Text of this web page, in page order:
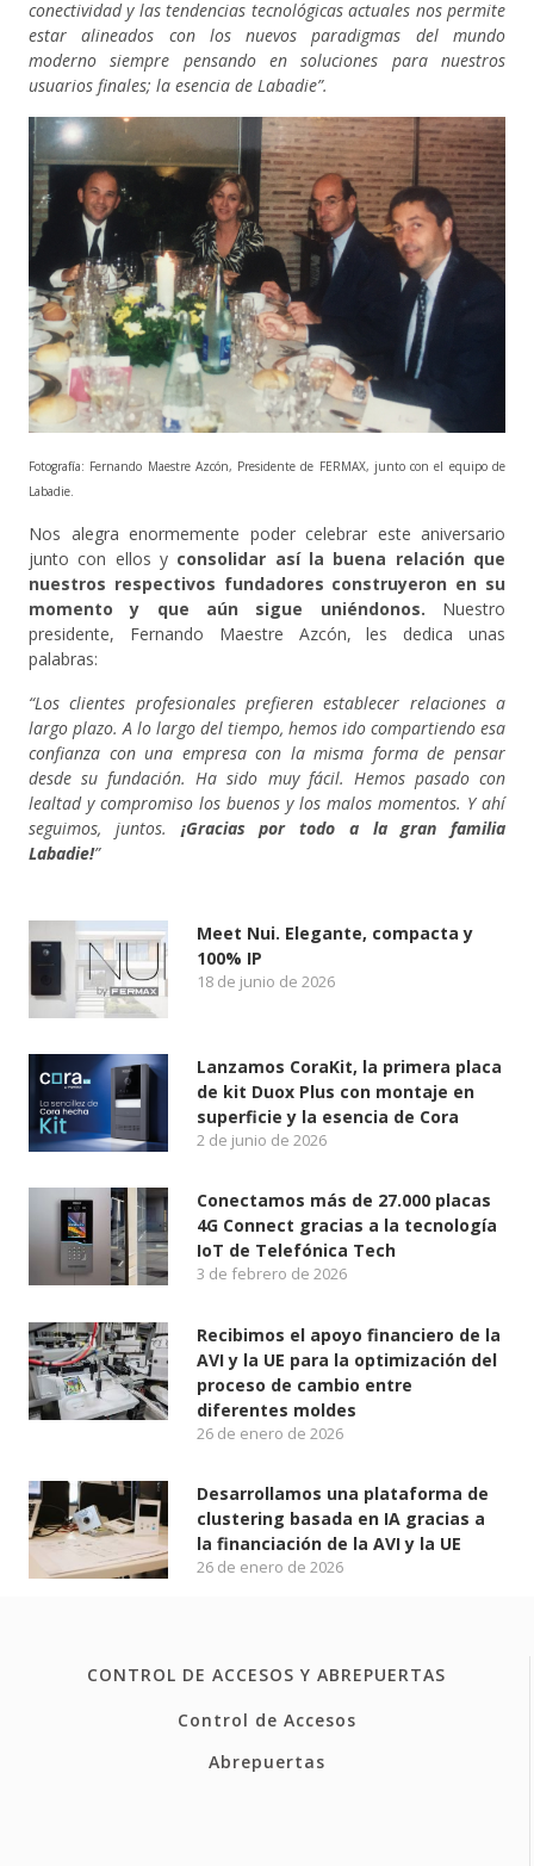
conectividad y las tendencias tecnológicas actuales nos permite
estar alineados con los nuevos paradigmas del mundo
moderno siempre pensando en soluciones para nuestros
usuarios finales; la esencia de Labadie”.
Fotografía: Fernando Maestre Azcón, Presidente de FERMAX, junto con el equipo de
Labadie.
Nos alegra enormemente poder celebrar este aniversario
junto con ellos y consolidar así la buena relación que
nuestros respectivos fundadores construyeron en su
momento y que aún sigue uniéndonos. Nuestro
presidente, Fernando Maestre Azcón, les dedica unas
palabras:
“Los clientes profesionales prefieren establecer relaciones a
largo plazo. A lo largo del tiempo, hemos ido compartiendo esa
confianza con una empresa con la misma forma de pensar
desde su fundación. Ha sido muy fácil. Hemos pasado con
lealtad y compromiso los buenos y los malos momentos. Y ahí
seguimos, juntos. ¡Gracias por todo a la gran familia
Labadie!”
Meet Nui. Elegante, compacta y
100% IP
18 de junio de 2026
Lanzamos CoraKit, la primera placa
de kit Duox Plus con montaje en
superficie y la esencia de Cora
2 de junio de 2026
Conectamos más de 27.000 placas
4G Connect gracias a la tecnología
IoT de Telefónica Tech
3 de febrero de 2026
Recibimos el apoyo financiero de la
AVI y la UE para la optimización del
proceso de cambio entre
diferentes moldes
26 de enero de 2026
Desarrollamos una plataforma de
clustering basada en IA gracias a
la financiación de la AVI y la UE
26 de enero de 2026
CONTROL DE ACCESOS Y ABREPUERTAS
Control de Accesos
Abrepuertas